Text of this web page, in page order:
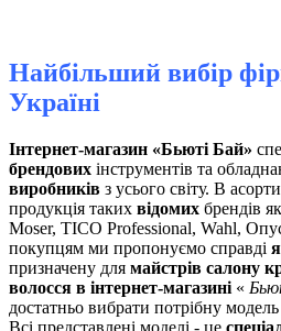
Найбільший вибір
Україні
Інтернет-магазин «Бьюті Бай»
брендових інструментів та
виробників з усього світу. В
продукція таких відомих брендів
Moser, TICO Professional, Wahl,
покупцям ми пропонуємо справді
призначену для майстрів салону
волосся в інтернет-магазині «
достатньо вибрати потрібну